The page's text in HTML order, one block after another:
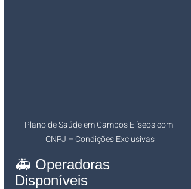
Plano de Saúde em Campos Elíseos com
CNPJ – Condições Exclusivas
🚑 Operadoras
Disponíveis